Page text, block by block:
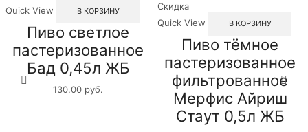
Quick View В КОРЗИНУ
Пиво светлое
пастеризованное
Бад 0,45л ЖБ
130.00 руб.
Скидка
Quick View
В КОРЗИНУ
Пиво тёмное
пастеризованное
фильтрованное
Мерфис Айриш
Стаут 0,5л ЖБ